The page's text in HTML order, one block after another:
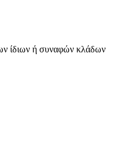
ίδιων ή συναφών κλάδων